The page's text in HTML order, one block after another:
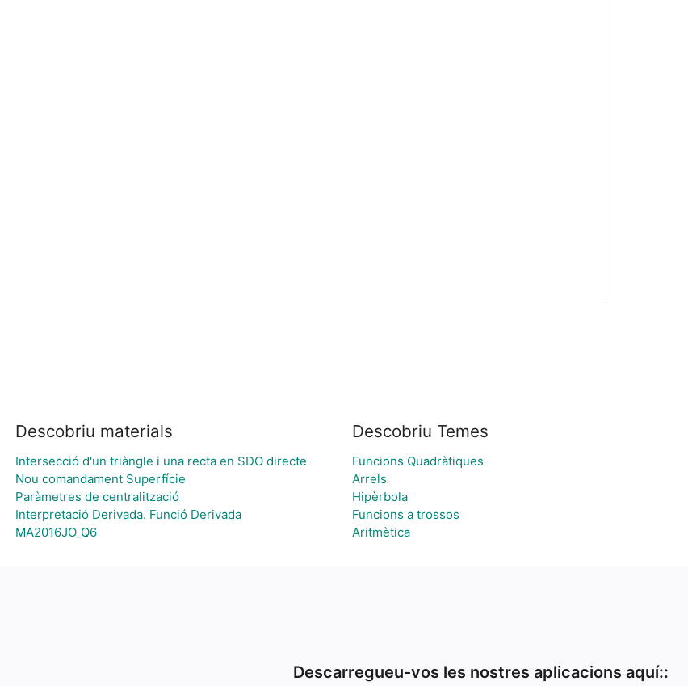
Descobriu materials
Intersecció d'un triàngle i una recta en SDO directe
Nou comandament Superfície
Paràmetres de centralització
Interpretació Derivada. Funció Derivada
MA2016JO_Q6
Descobriu Temes
Funcions Quadràtiques
Arrels
Hipèrbola
Funcions a trossos
Aritmètica
Descarregueu-vos les nostres aplicacions aquí::